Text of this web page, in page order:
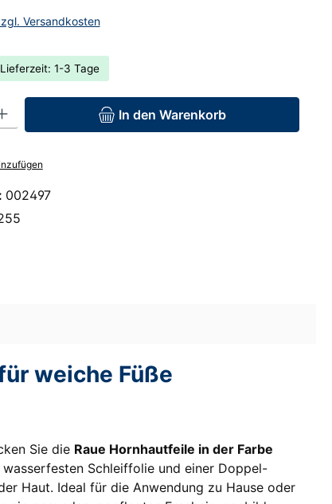
Versandkosten
1-3 Tage
den gewünschten Wert ein oder benutze die Schaltflächen
In den Warenkorb
002497
weiche Füße
Sie die Raue Hornhautfeile in der Farbe
Schleiffolie und einer Doppel-
Haut. Ideal für die Anwendung zu Hause oder